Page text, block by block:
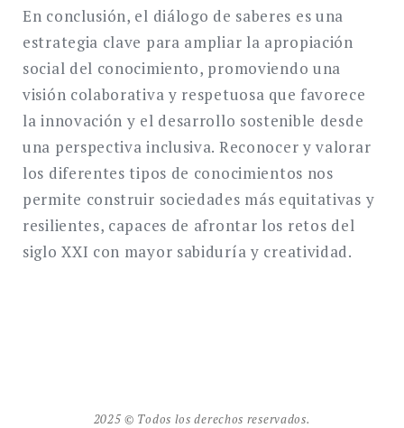
En conclusión, el diálogo de saberes es una
estrategia clave para ampliar la apropiación
social del conocimiento, promoviendo una
visión colaborativa y respetuosa que favorece
la innovación y el desarrollo sostenible desde
una perspectiva inclusiva. Reconocer y valorar
los diferentes tipos de conocimientos nos
permite construir sociedades más equitativas y
resilientes, capaces de afrontar los retos del
siglo XXI con mayor sabiduría y creatividad.
2025 © Todos los derechos reservados.